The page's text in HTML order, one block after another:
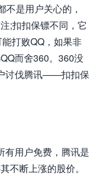
不是用户关心的，
;扣扣保镖不同，它
打败QQ，如果非
而舍360。360没
讨伐腾讯——扣扣保
有用户免费，腾讯是
不断上涨的股价。